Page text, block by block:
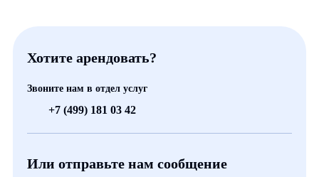
Хотите арендовать?
Звоните нам в отдел услуг
+7 (499) 181 03 42
Или отправьте нам сообщение